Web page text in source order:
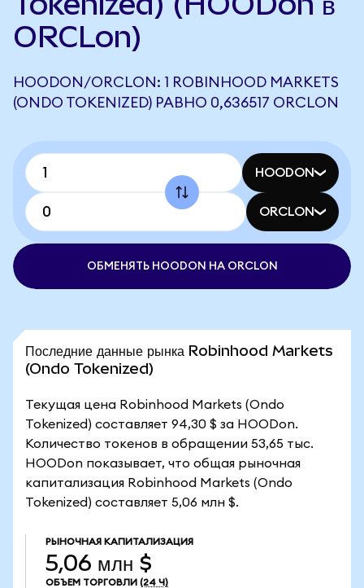
ORCLon)
HOODON/ORCLON: 1 ROBINHOOD MARKETS
(ONDO TOKENIZED) РАВНО 0,636517 ORCLON
HOODON
ORCLON
ОБМЕНЯТЬ HOODON НА ORCLON
Последние данные рынка Robinhood Markets
(Ondo Tokenized)
Текущая цена Robinhood Markets (Ondo
Tokenized) составляет 94,30 $ за HOODon.
Количество токенов в обращении 53,65 тыс.
HOODon показывает, что общая рыночная
капитализация Robinhood Markets (Ondo
Tokenized) составляет 5,06 млн $.
РЫНОЧНАЯ КАПИТАЛИЗАЦИЯ
5,06 млн $
ОБЪЕМ ТОРГОВЛИ (24 Ч)